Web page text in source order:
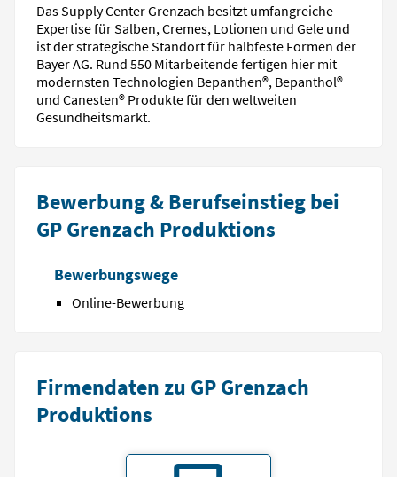
Das Supply Center Grenzach besitzt umfangreiche
Expertise für Salben, Cremes, Lotionen und Gele und
ist der strategische Standort für halbfeste Formen der
Bayer AG. Rund 550 Mitarbeitende fertigen hier mit
modernsten Technologien Bepanthen®, Bepanthol®
und Canesten® Produkte für den weltweiten
Gesundheitsmarkt.
Bewerbung & Berufseinstieg bei
GP Grenzach Produktions
Bewerbungswege
Online-Bewerbung
Firmendaten zu GP Grenzach
Produktions